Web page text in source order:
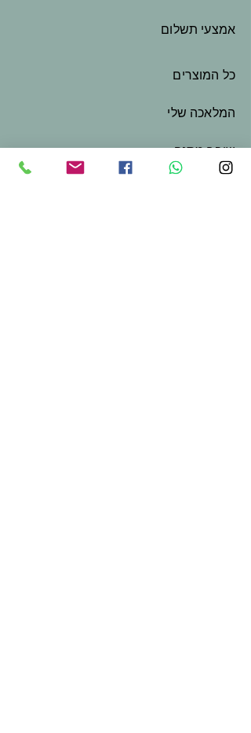
אמצעי תשלום
כל המוצרים
המלאכה שלי
שובר מתנה